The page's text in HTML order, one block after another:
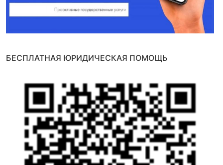
БЕСПЛАТНАЯ ЮРИДИЧЕСКАЯ ПОМОЩЬ